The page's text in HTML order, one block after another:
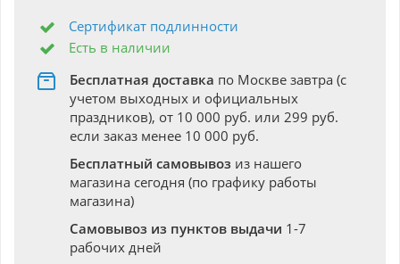
Сертификат подлинности
Есть в наличии
Бесплатная доставка по Москве завтра (с
учетом выходных и официальных
праздников), от 10 000 руб. или 299 руб.
если заказ менее 10 000 руб.
Бесплатный самовывоз из нашего
магазина сегодня (по графику работы
магазина)
Самовывоз из пунктов выдачи 1-7
рабочих дней